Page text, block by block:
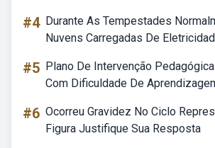
#4 Durante As Tempestades
Nuvens Carregadas De
#5 Plano De Intervenção
Com Dificuldade De
#6 Ocorreu Gravidez No Ciclo
Figura Justifique Sua Resposta